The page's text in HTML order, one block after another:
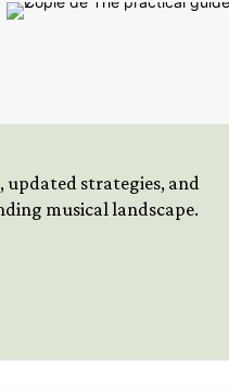
strategies, and
musical landscape.